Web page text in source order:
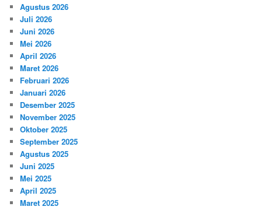
Agustus 2026
Juli 2026
Juni 2026
Mei 2026
April 2026
Maret 2026
Februari 2026
Januari 2026
Desember 2025
November 2025
Oktober 2025
September 2025
Agustus 2025
Juni 2025
Mei 2025
April 2025
Maret 2025